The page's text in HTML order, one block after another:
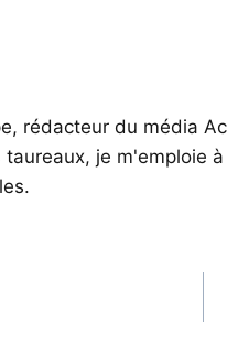
rédacteur du média
je m'emploie